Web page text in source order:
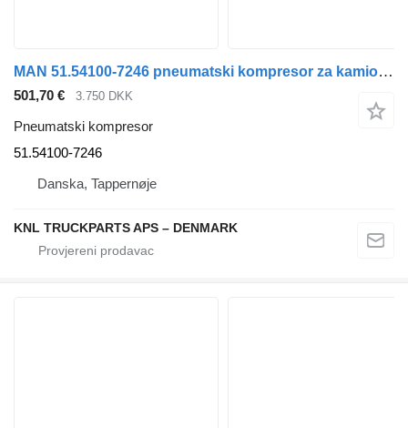
MAN 51.54100-7246 pneumatski kompresor za kamiona
501,70 € 3.750 DKK
Pneumatski kompresor
51.54100-7246
Danska, Tappernøje
KNL TRUCKPARTS APS – DENMARK